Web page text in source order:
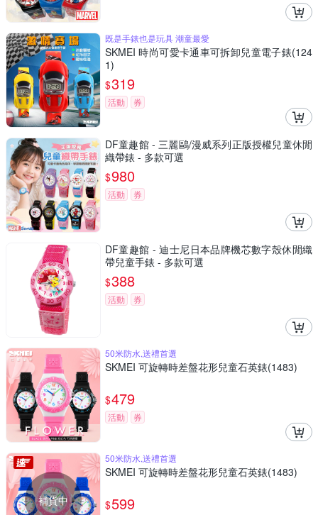
既是手錶也是玩具 潮童最愛
SKMEI 時尚可愛卡通車可拆卸兒童電子錶(124
1)
$319
活動 券
DF童趣館 - 三麗鷗/漫威系列正版授權兒童休閒
織帶錶 - 多款可選
$980
活動 券
DF童趣館 - 迪士尼日本品牌機芯數字殼休閒織
帶兒童手錶 - 多款可選
$388
活動 券
50米防水,送禮首選
SKMEI 可旋轉時差盤花形兒童石英錶(1483)
$479
活動 券
補貨中
50米防水,送禮首選
SKMEI 可旋轉時差盤花形兒童石英錶(1483)
$599